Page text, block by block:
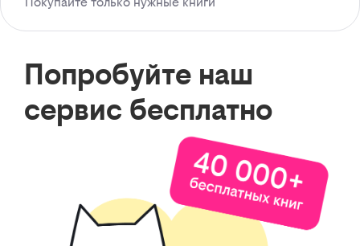
Попробуйте наш
сервис бесплатно